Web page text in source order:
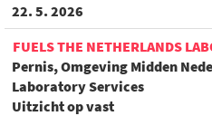
22. 5. 2026
FUELS THE NETHERLANDS
Pernis, Omgeving Midden
Laboratory Services
Uitzicht op vast